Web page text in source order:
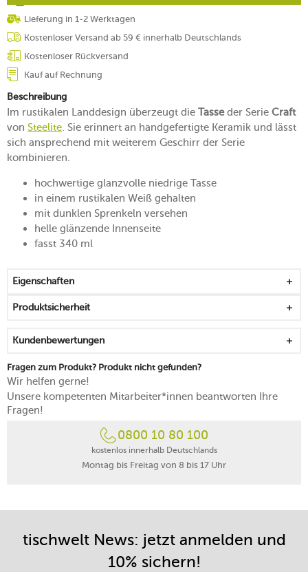
Lieferung in 1-2 Werktagen
Kostenloser Versand ab 59 € innerhalb Deutschlands
Kostenloser Rückversand
Kauf auf Rechnung
Beschreibung
Im rustikalen Landdesign überzeugt die Tasseder Serie Craft
von Steelite. Sie erinnert an handgefertigte Keramik und lässt
sich ansprechend mit weiterem Geschirr der Serie
kombinieren.
hochwertige glanzvolle niedrige Tasse
in einem rustikalen Weiß gehalten
mit dunklen Sprenkeln versehen
helle glänzende Innenseite
fasst 340 ml
Eigenschaften
Produktsicherheit
Kundenbewertungen
Fragen zum Produkt? Produkt nicht gefunden?
Wir helfen gerne!
Unsere kompetenten Mitarbeiter*innen beantworten Ihre
Fragen!
0800 10 80 100
kostenlos innerhalb Deutschlands
Montag bis Freitag von 8 bis 17 Uhr
tischwelt News: jetzt anmelden und
10% sichern!